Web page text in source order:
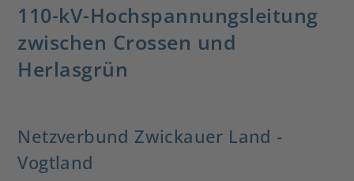
110-kV-Hochspannungsleitung
zwischen Crossen und
Herlasgrün
Netzverbund Zwickauer Land -
Vogtland